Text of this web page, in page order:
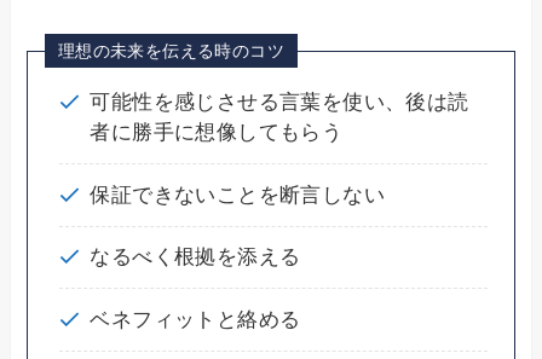
理想の未来を伝える時のコツ
可能性を感じさせる言葉を使い、後は読
者に勝手に想像してもらう
保証できないことを断言しない
なるべく根拠を添える
ベネフィットと絡める